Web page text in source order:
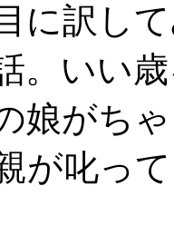
に訳し
。いい
娘がち
が叱っ